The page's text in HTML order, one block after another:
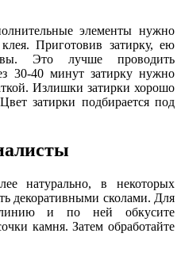
элементы нужно
Приготовив затирку, ею
Это лучше проводить
30-40 минут затирку нужно
Излишки затирки хорошо
затирки подбирается под
натурально, в некоторых
декоративными сколами. Для
и по ней обкусите
камня. Затем обработайте